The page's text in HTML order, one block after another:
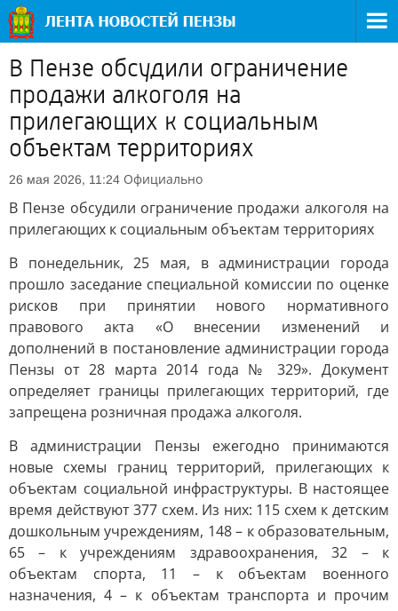
В Пензе обсудили ограничение
продажи алкоголя на
прилегающих к социальным
объектам территориях
26 мая 2026, 11:24 Официально
В Пензе обсудили ограничение продажи алкоголя на
прилегающих к социальным объектам территориях
В понедельник, 25 мая, в администрации города
прошло заседание специальной комиссии по оценке
рисков при принятии нового нормативного
правового акта «О внесении изменений и
дополнений в постановление администрации города
Пензы от 28 марта 2014 года № 329». Документ
определяет границы прилегающих территорий, где
запрещена розничная продажа алкоголя.
В администрации Пензы ежегодно принимаются
новые схемы границ территорий, прилегающих к
объектам социальной инфраструктуры. В настоящее
время действуют 377 схем. Из них: 115 схем к детским
дошкольным учреждениям, 148 – к образовательным,
65 – к учреждениям здравоохранения, 32 – к
объектам спорта, 11 – к объектам военного
назначения, 4 – к объектам транспорта и прочим